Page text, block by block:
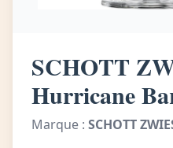
SCHOTT
Hurricane
Marque : SCHOTT